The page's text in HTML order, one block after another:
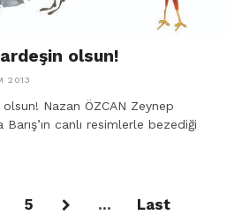
olsun!
2013
Nazan ÖZCAN Zeynep
Barış’ın canlı resimlerle bezediği
5 ... Last